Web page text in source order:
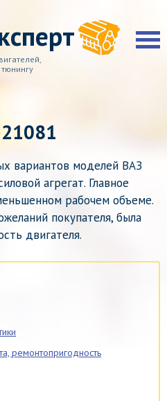
вариантов моделей ВАЗ
агрегат. Главное
рабочем объеме.
покупателя, была
двигателя.
ремонтопригодность